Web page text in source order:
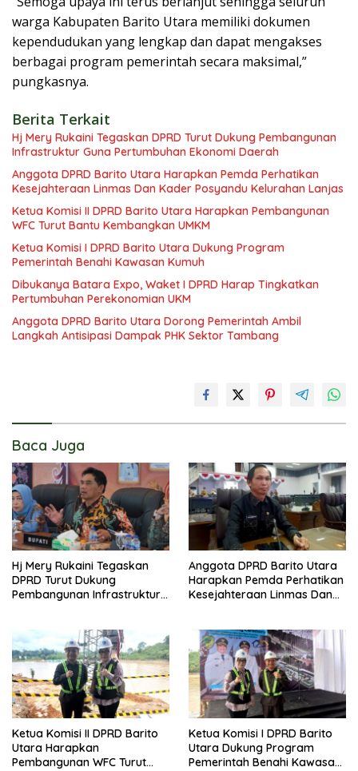
warga Kabupaten Barito Utara memiliki dokumen
kependudukan yang lengkap dan dapat mengakses
berbagai program pemerintah secara maksimal,”
pungkasnya.
Berita Terkait
Hj Mery Rukaini Tegaskan DPRD Turut Dukung Pembangunan
Infrastruktur Guna Pertumbuhan Ekonomi Daerah
Anggota DPRD Barito Utara Harapkan Pemda Perhatikan
Kesejahteraan Linmas Dan Kader Posyandu Kelurahan Lanjas
Ketua Komisi II DPRD Barito Utara Harapkan Pembangunan
WFC Turut Bantu Kembangkan UMKM
Ketua Komisi I DPRD Barito Utara Dukung Program
Pemerintah Benahi Kawasan Kumuh
Dibukanya Batara Expo, Waket I DPRD Harap Tingkatkan
Pertumbuhan Perekonomian UKM
Anggota DPRD Barito Utara Dorong Pemerintah Ambil
Langkah Antisipasi Dampak PHK Sektor Tambang
Baca Juga
Hj Mery Rukaini Tegaskan
DPRD Turut Dukung
Pembangunan Infrastruktur
Anggota DPRD Barito Utara
Harapkan Pemda Perhatikan
Kesejahteraan Linmas Dan
Ketua Komisi II DPRD Barito
Utara Harapkan
Pembangunan WFC Turut
Ketua Komisi I DPRD Barito
Utara Dukung Program
Pemerintah Benahi Kawasan